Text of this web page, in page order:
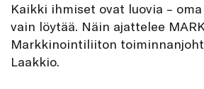
Kaikki ihmiset ovat luovia –
vain löytää. Näin ajattelee
Markkinointiliiton
Laakkio.